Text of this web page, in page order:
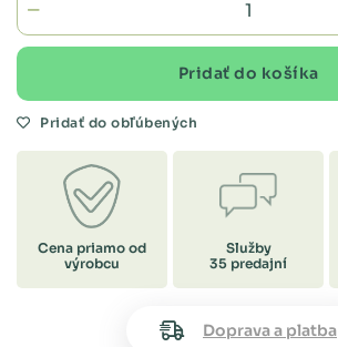
Pridať do košíka
Pridať do obľúbených
Cena priamo od
výrobcu
Služby
35 predajní
Doprava a platba